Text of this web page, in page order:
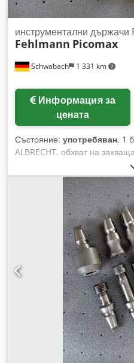
Schwabach 1 331 km
инструментални държачи
Fehlmann Picomax
Информация за
цената
Състояние: употребяван, 1
ALBRECHT, обхват на
за пробиване, RÖHM,
Dcsdpozqgzaofx Ah Isk . За
1 бр. патронник с конусна
патронник с конусна втулка
свредло, захват 32 мм.